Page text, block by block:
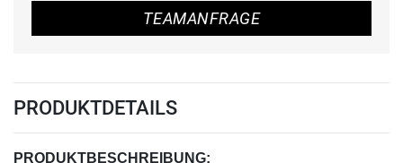
TEAMANFRAGE
PRODUKTDETAILS
PRODUKTBESCHREIBUNG: